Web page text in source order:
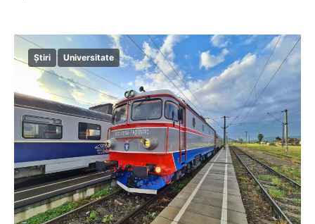
Știri Universitate